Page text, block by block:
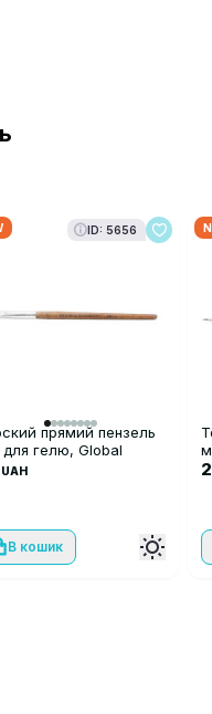
ID: 5656
прямий пензель
гелю, Global
UAH
В кошик